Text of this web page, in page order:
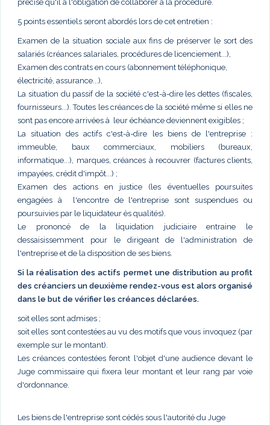
précisé qu'il a l'obligation de collaborer à la procédure.
5 points essentiels seront abordés lors de cet entretien :
Examen de la situation sociale aux fins de préserver le sort des
salariés (créances salariales, procédures de licenciement...),
Examen des contrats en cours (abonnement téléphonique,
électricité, assurance...),
La situation du passif de la société c'est-à-dire les dettes (fiscales,
fournisseurs...). Toutes les créances de la société même si elles ne
sont pas encore arrivées à leur échéance deviennent exigibles ;
La situation des actifs c'est-à-dire les biens de l'entreprise :
immeuble, baux commerciaux, mobiliers (bureaux,
informatique...), marques, créances à recouvrer (factures clients,
impayées, crédit d'impôt...) ;
Examen des actions en justice (les éventuelles poursuites
engagées à l'encontre de l'entreprise sont suspendues ou
poursuivies par le liquidateur ès qualités).
Le prononcé de la liquidation judiciaire entraine le
dessaisissemment pour le dirigeant de l'administration de
l'entreprise et de la disposition de ses biens.
Si la réalisation des actifs permet une distribution au profit
des créanciers un deuxième rendez-vous est alors organisé
dans le but de vérifier les créances déclarées.
soit elles sont admises ;
soit elles sont contestées au vu des motifs que vous invoquez (par
exemple sur le montant).
Les créances contestées feront l'objet d'une audience devant le
Juge commissaire qui fixera leur montant et leur rang par voie
d'ordonnance.
Les biens de l'entreprise sont cédés sous l'autorité du Juge